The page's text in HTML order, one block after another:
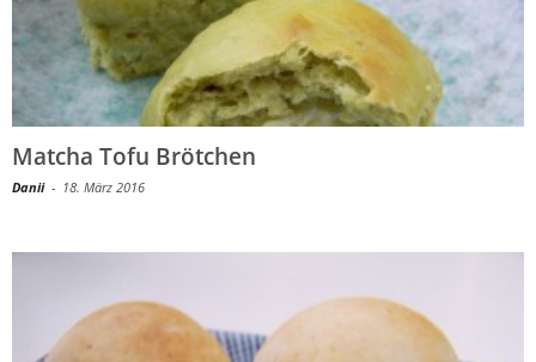
Matcha Tofu Brötchen
Danii - 18. März 2016